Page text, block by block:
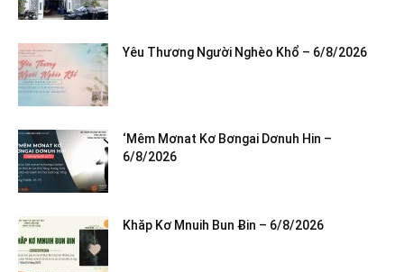
Yêu Thương Người Nghèo Khổ – 6/8/2026
‘Mêm Mơnat Kơ Bơngai Dơnuh Hin –
6/8/2026
Khăp Kơ Mnuih Bun Ƀin – 6/8/2026